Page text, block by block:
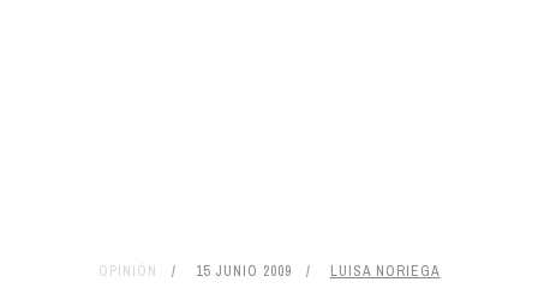
OPINIÓN 15 JUNIO 2009 LUISA NORIEGA